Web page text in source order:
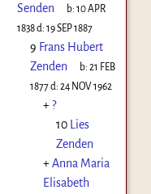
Senden
b:10 APR
1838d: 19 SEP 1887
9 Frans Hubert
Zenden
b:21 FEB
1877d: 24 NOV 1962
+ ?
10 Lies
Zenden
+Anna Maria
Elisabeth